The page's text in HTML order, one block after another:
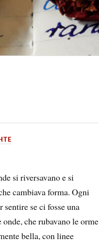
si riversavano e si
cambiava forma. Ogni
se ci fosse una
che rubavano le orme
bella, con linee